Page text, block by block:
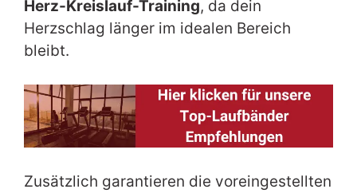
Herz-Kreislauf-Training, da dein
Herzschlag länger im idealen Bereich
bleibt.
Zusätzlich garantieren die voreingestellten